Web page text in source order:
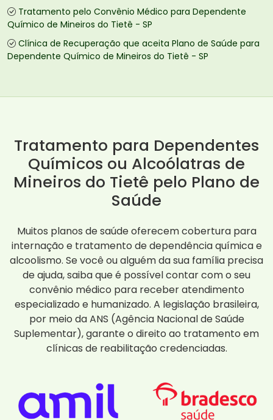
Tratamento pelo Convênio Médico para Dependente
Químico de Mineiros do Tietê - SP
Clínica de Recuperação que aceita Plano de Saúde para
Dependente Químico de Mineiros do Tietê - SP
Tratamento para Dependentes
Químicos ou Alcoólatras de
Mineiros do Tietê pelo Plano de
Saúde
Muitos planos de saúde oferecem cobertura para
internação e tratamento de dependência química e
alcoolismo. Se você ou alguém da sua família precisa
de ajuda, saiba que é possível contar com o seu
convênio médico para receber atendimento
especializado e humanizado. A legislação brasileira,
por meio da ANS (Agência Nacional de Saúde
Suplementar), garante o direito ao tratamento em
clínicas de reabilitação credenciadas.